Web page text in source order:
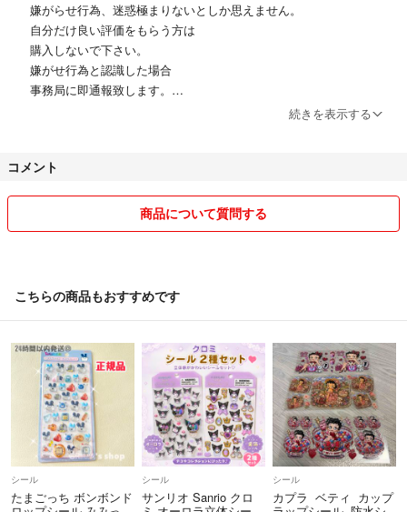
嫌がらせ行為、迷惑極まりないとしか思えません。
自分だけ良い評価をもらう方は
購入しないで下さい。
嫌がせ行為と認識した場合
事務局に即通報致します。
●お値引き交渉は、常識の範囲内でお願い致します。
あまりにもしつこい値引き交渉には、お応えしません。そういう方と
●個々にご購入頂きましても発送先が同じ場合、お申し出がない場合、
同一発送させて頂きます。
●お取引経験０の方、購入申請をされるだけで購入期限内に購入頂けな
いという非常識な方が続きましたので、お取引経験０の方の購入申請の
お取引経験０の方で、発送に際し私の発送方法にご理解頂けない方、こ
ちらがお断りしているにも関わらず、しつこくメッセージを送られる方
がおり怖い思いも経験致しましたのでお取引経験０方のお取引はお断り
致します。
他国籍で日本語を余りご理解頂けない方の商品購入はお断り、キャンセ
ルさせて頂く場合がございます。
(商品到着後に、片言の日本語でトラブルになりましたので、ご理解頂
けますと幸いです。)
続きを表示する
コメント
商品について質問する
こちらの商品もおすすめです
シール
たまごっち ボンボンド
シール
サンリオ Sanrio クロ
シール
カプラ ベティ カップ